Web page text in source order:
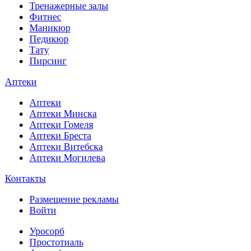
Тренажерные залы
Фитнес
Маникюр
Педикюр
Тату
Пирсинг
Аптеки
Аптеки
Аптеки Минска
Аптеки Гомеля
Аптеки Бреста
Аптеки Витебска
Аптеки Могилева
Контакты
Размещение рекламы
Войти
Уросорб
Простотиаль